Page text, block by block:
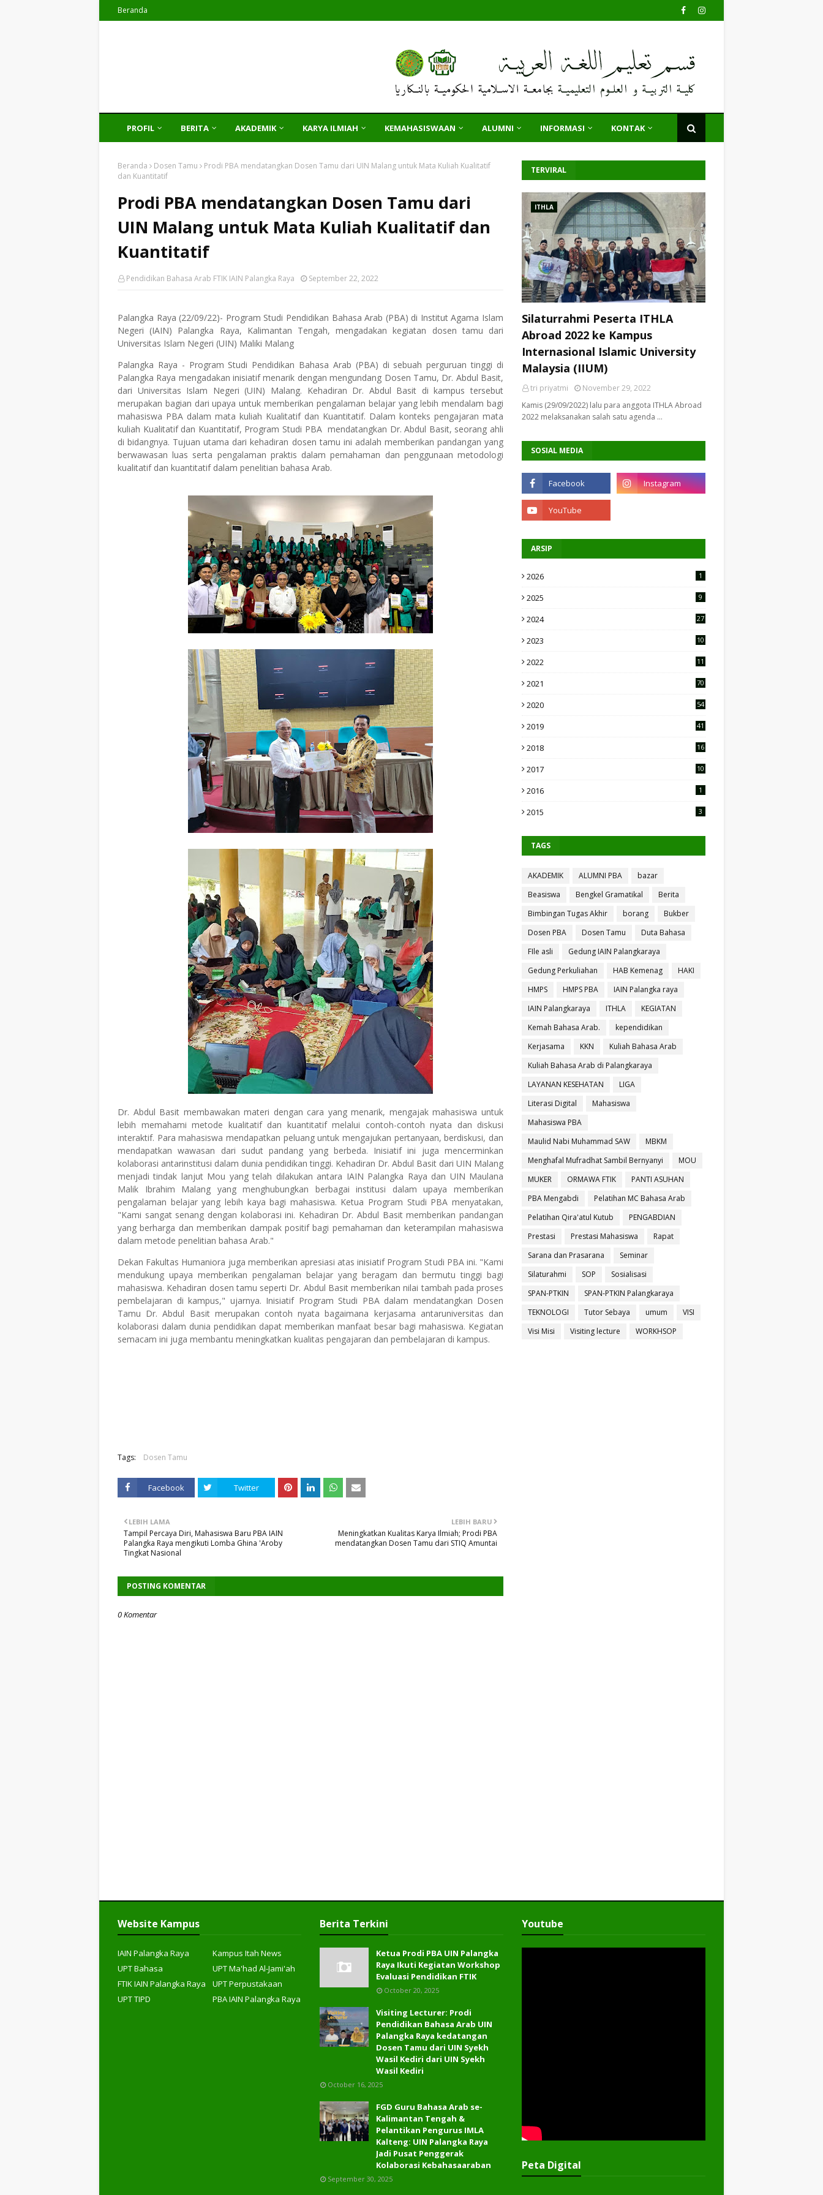
Beranda
PROFIL BERITA AKADEMIK KARYA ILMIAH KEMAHASISWAAN ALUMNI INFORMASI KONTAK
Beranda Dosen Tamu
Prodi PBA mendatangkan Dosen Tamu dari UIN Malang untuk Mata Kuliah Kualitatif
dan Kuantitatif
Prodi PBA mendatangkan Dosen Tamu dari
UIN Malang untuk Mata Kuliah Kualitatif dan
Kuantitatif
Pendidikan Bahasa Arab FTIK IAIN Palangka Raya September 22, 2022
Palangka Raya (22/09/22)- Program Studi Pendidikan Bahasa Arab (PBA) di Institut Agama Islam
Negeri (IAIN) Palangka Raya, Kalimantan Tengah, mengadakan kegiatan dosen tamu dari
Universitas Islam Negeri (UIN) Maliki Malang
Palangka Raya - Program Studi Pendidikan Bahasa Arab (PBA) di sebuah perguruan tinggi di
Palangka Raya mengadakan inisiatif menarik dengan mengundang Dosen Tamu, Dr. Abdul Basit,
dari Universitas Islam Negeri (UIN) Malang. Kehadiran Dr. Abdul Basit di kampus tersebut
merupakan bagian dari upaya untuk memberikan pengalaman belajar yang lebih mendalam bagi
mahasiswa PBA dalam mata kuliah Kualitatif dan Kuantitatif. Dalam konteks pengajaran mata
kuliah Kualitatif dan Kuantitatif, Program Studi PBA mendatangkan Dr. Abdul Basit, seorang ahli
di bidangnya. Tujuan utama dari kehadiran dosen tamu ini adalah memberikan pandangan yang
berwawasan luas serta pengalaman praktis dalam pemahaman dan penggunaan metodologi
kualitatif dan kuantitatif dalam penelitian bahasa Arab.
Dr. Abdul Basit membawakan materi dengan cara yang menarik, mengajak mahasiswa untuk
lebih memahami metode kualitatif dan kuantitatif melalui contoh-contoh nyata dan diskusi
interaktif. Para mahasiswa mendapatkan peluang untuk mengajukan pertanyaan, berdiskusi, dan
mendapatkan wawasan dari sudut pandang yang berbeda. Inisiatif ini juga mencerminkan
kolaborasi antarinstitusi dalam dunia pendidikan tinggi. Kehadiran Dr. Abdul Basit dari UIN Malang
menjadi tindak lanjut Mou yang telah dilakukan antara IAIN Palangka Raya dan UIN Maulana
Malik Ibrahim Malang yang menghubungkan berbagai institusi dalam upaya memberikan
pengalaman belajar yang lebih kaya bagi mahasiswa. Ketua Program Studi PBA menyatakan,
"Kami sangat senang dengan kolaborasi ini. Kehadiran Dr. Abdul Basit memberikan pandangan
yang berharga dan memberikan dampak positif bagi pemahaman dan keterampilan mahasiswa
dalam metode penelitian bahasa Arab."
Dekan Fakultas Humaniora juga memberikan apresiasi atas inisiatif Program Studi PBA ini. "Kami
mendukung upaya memberikan pengalaman belajar yang beragam dan bermutu tinggi bagi
mahasiswa. Kehadiran dosen tamu seperti Dr. Abdul Basit memberikan nilai tambah pada proses
pembelajaran di kampus," ujarnya. Inisiatif Program Studi PBA dalam mendatangkan Dosen
Tamu Dr. Abdul Basit merupakan contoh nyata bagaimana kerjasama antaruniversitas dan
kolaborasi dalam dunia pendidikan dapat memberikan manfaat besar bagi mahasiswa. Kegiatan
semacam ini juga membantu meningkatkan kualitas pengajaran dan pembelajaran di kampus.
Tags: Dosen Tamu
Facebook Twitter
LEBIH BARU
Meningkatkan Kualitas Karya Ilmiah; Prodi PBA
mendatangkan Dosen Tamu dari STIQ Amuntai
LEBIH LAMA
Tampil Percaya Diri, Mahasiswa Baru PBA IAIN
Palangka Raya mengikuti Lomba Ghina 'Aroby
Tingkat Nasional
POSTING KOMENTAR
0 Komentar
TERVIRAL
ITHLA
Silaturrahmi Peserta ITHLA
Abroad 2022 ke Kampus
Internasional Islamic University
Malaysia (IIUM)
tri priyatmi
November 29, 2022
Kamis (29/09/2022) lalu para anggota ITHLA Abroad
2022 melaksanakan salah satu agenda …
SOSIAL MEDIA
ARSIP
2026 1
2025 9
2024 27
2023
10
2022
11
2021 70
2020 54
2019 41
2018 16
2017 10
2016 1
2015 3
TAGS
AKADEMIK ALUMNI PBA
bazar
Beasiswa
Bengkel Gramatikal
Berita
Bimbingan Tugas Akhir
borang
Bukber
Dosen PBA
Dosen Tamu
Duta Bahasa
FIle asli
Gedung IAIN Palangkaraya
Gedung Perkuliahan
HAB Kemenag
HAKI
HMPS
HMPS PBA
IAIN Palangka raya
IAIN Palangkaraya
ITHLA
KEGIATAN
Kemah Bahasa Arab.
kependidikan
Kerjasama
KKN
Kuliah Bahasa Arab
Kuliah Bahasa Arab di Palangkaraya
LAYANAN KESEHATAN
LIGA
Literasi Digital
Mahasiswa
Mahasiswa PBA
Maulid Nabi Muhammad SAW
MBKM
Menghafal Mufradhat Sambil Bernyanyi
MOU
MUKER
ORMAWA FTIK
PANTI ASUHAN
PBA Mengabdi
Pelatihan MC Bahasa Arab
Pelatihan Qira'atul Kutub
PENGABDIAN
Prestasi
Prestasi Mahasiswa
Rapat
Sarana dan Prasarana
Seminar
Silaturahmi
SOP
Sosialisasi
SPAN-PTKIN
SPAN-PTKIN Palangkaraya
TEKNOLOGI
Tutor Sebaya umum
VISI
Visi Misi
Visiting lecture WORKHSOP
Website Kampus
IAIN Palangka Raya
Kampus Itah News
UPT Bahasa
UPT Ma'had Al-Jami'ah
FTIK IAIN Palangka Raya
UPT Perpustakaan
UPT TIPD
PBA IAIN Palangka Raya
Berita Terkini
Ketua Prodi PBA UIN Palangka
Raya Ikuti Kegiatan Workshop
Evaluasi Pendidikan FTIK
October 20, 2025
Visiting Lecturer: Prodi
Pendidikan Bahasa Arab UIN
Palangka Raya kedatangan
Dosen Tamu dari UIN Syekh
Wasil Kediri dari UIN Syekh
Wasil Kediri
October 16, 2025
FGD Guru Bahasa Arab se-
Kalimantan Tengah &
Pelantikan Pengurus IMLA
Kalteng: UIN Palangka Raya
Jadi Pusat Penggerak
Kolaborasi Kebahasaaraban
September 30, 2025
Youtube
Peta Digital